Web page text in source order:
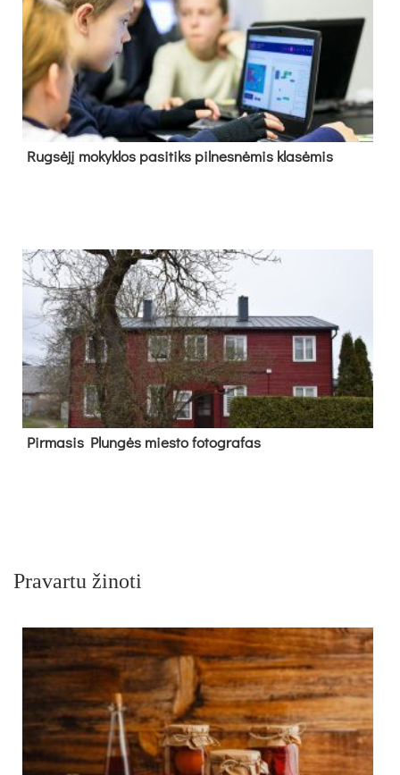
Rug­sė­jį mo­kyk­los pa­si­tiks pil­nes­nė­mis kla­sė­mis
Pir­ma­sis Plun­gės mies­to fo­tog­ra­fas
Pravartu žinoti